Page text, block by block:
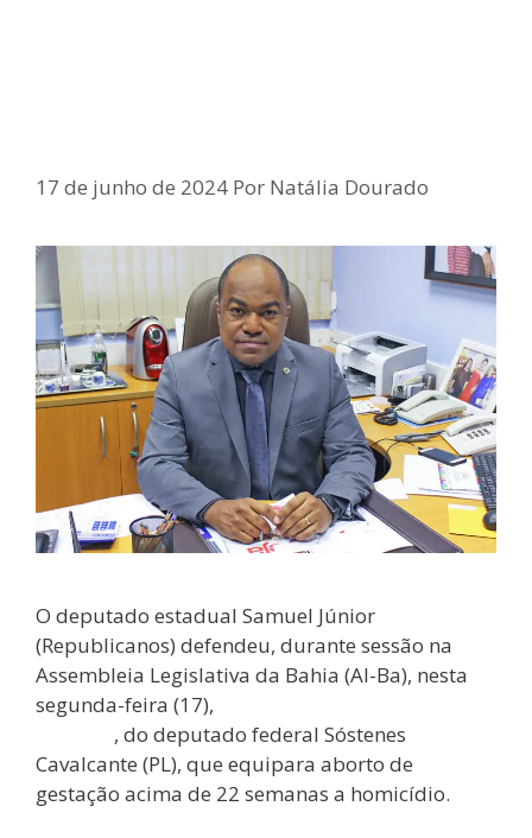
17 de junho de 2024 Por Natália Dourado
O deputado estadual Samuel Júnior
(Republicanos) defendeu, durante sessão na
Assembleia Legislativa da Bahia (Al-Ba), nesta
segunda-feira (17),
, do deputado federal Sóstenes
Cavalcante (PL), que equipara aborto de
gestação acima de 22 semanas a homicídio.